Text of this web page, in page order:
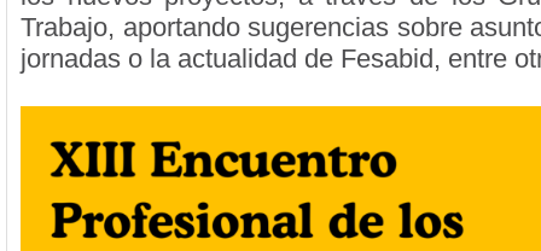
Trabajo, aportando sugerencias sobre
jornadas o la actualidad de Fesabid, entre